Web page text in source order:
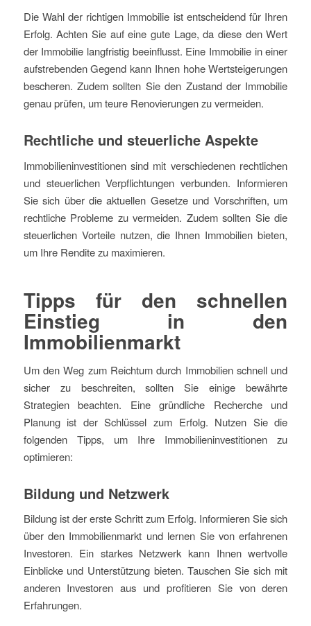
Die Wahl der richtigen Immobilie ist entscheidend für Ihren
Erfolg. Achten Sie auf eine gute Lage, da diese den Wert
der Immobilie langfristig beeinflusst. Eine Immobilie in einer
aufstrebenden Gegend kann Ihnen hohe Wertsteigerungen
bescheren. Zudem sollten Sie den Zustand der Immobilie
genau prüfen, um teure Renovierungen zu vermeiden.
Rechtliche und steuerliche Aspekte
Immobilieninvestitionen sind mit verschiedenen rechtlichen
und steuerlichen Verpflichtungen verbunden. Informieren
Sie sich über die aktuellen Gesetze und Vorschriften, um
rechtliche Probleme zu vermeiden. Zudem sollten Sie die
steuerlichen Vorteile nutzen, die Ihnen Immobilien bieten,
um Ihre Rendite zu maximieren.
Tipps für den schnellen
Einstieg in den
Immobilienmarkt
Um den Weg zum Reichtum durch Immobilien schnell und
sicher zu beschreiten, sollten Sie einige bewährte
Strategien beachten. Eine gründliche Recherche und
Planung ist der Schlüssel zum Erfolg. Nutzen Sie die
folgenden Tipps, um Ihre Immobilieninvestitionen zu
optimieren:
Bildung und Netzwerk
Bildung ist der erste Schritt zum Erfolg. Informieren Sie sich
über den Immobilienmarkt und lernen Sie von erfahrenen
Investoren. Ein starkes Netzwerk kann Ihnen wertvolle
Einblicke und Unterstützung bieten. Tauschen Sie sich mit
anderen Investoren aus und profitieren Sie von deren
Erfahrungen.